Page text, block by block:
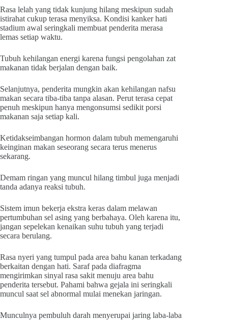
Rasa lelah yang tidak kunjung hilang meskipun sudah
istirahat cukup terasa menyiksa. Kondisi kanker hati
stadium awal seringkali membuat penderita merasa
lemas setiap waktu.
Tubuh kehilangan energi karena fungsi pengolahan zat
makanan tidak berjalan dengan baik.
Selanjutnya, penderita mungkin akan kehilangan nafsu
makan secara tiba-tiba tanpa alasan. Perut terasa cepat
penuh meskipun hanya mengonsumsi sedikit porsi
makanan saja setiap kali.
Ketidakseimbangan hormon dalam tubuh memengaruhi
keinginan makan seseorang secara terus menerus
sekarang.
Demam ringan yang muncul hilang timbul juga menjadi
tanda adanya reaksi tubuh.
Sistem imun bekerja ekstra keras dalam melawan
pertumbuhan sel asing yang berbahaya. Oleh karena itu,
jangan sepelekan kenaikan suhu tubuh yang terjadi
secara berulang.
Rasa nyeri yang tumpul pada area bahu kanan terkadang
berkaitan dengan hati. Saraf pada diafragma
mengirimkan sinyal rasa sakit menuju area bahu
penderita tersebut. Pahami bahwa gejala ini seringkali
muncul saat sel abnormal mulai menekan jaringan.
Munculnya pembuluh darah menyerupai jaring laba-laba